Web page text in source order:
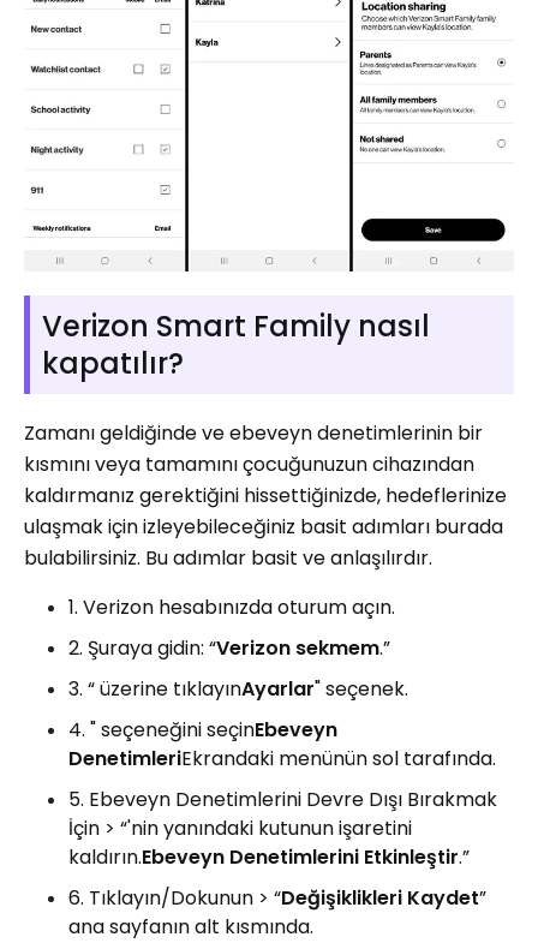
Verizon Smart Family nasıl
kapatılır?
Zamanı geldiğinde ve ebeveyn denetimlerinin bir
kısmını veya tamamını çocuğunuzun cihazından
kaldırmanız gerektiğini hissettiğinizde, hedeflerinize
ulaşmak için izleyebileceğiniz basit adımları burada
bulabilirsiniz. Bu adımlar basit ve anlaşılırdır.
1. Verizon hesabınızda oturum açın.
2. Şuraya gidin: “Verizon sekmem.”
3. “ üzerine tıklayınAyarlar" seçenek.
4. " seçeneğini seçinEbeveyn
DenetimleriEkrandaki menünün sol tarafında.
5. Ebeveyn Denetimlerini Devre Dışı Bırakmak
İçin > “'nin yanındaki kutunun işaretini
kaldırın.Ebeveyn Denetimlerini Etkinleştir.”
6. Tıklayın/Dokunun > “Değişiklikleri Kaydet”
ana sayfanın alt kısmında.